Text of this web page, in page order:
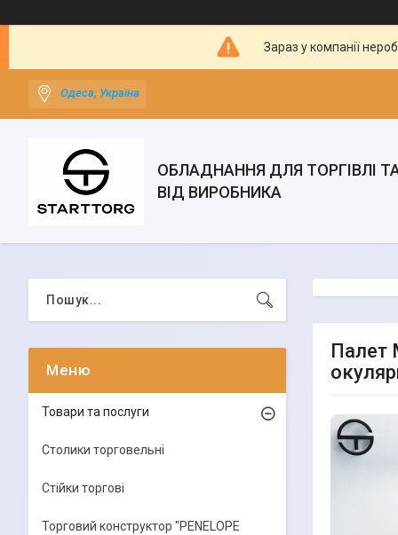
Зараз у компанії
Одеса, Україна
ОБЛАДНАННЯ ДЛЯ ТОРГІВЛІ
ВІД ВИРОБНИКА
Палет
Товари та послуги
Столики торговельні
Стійки торгові
Торговий конструктор "PENELOPE